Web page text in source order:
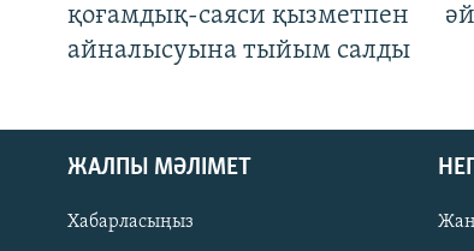
қоғамдық-саяси қызметпен
айналысуына тыйым салды
ЖАЛПЫ МӘЛІМЕТ
Хабарласыңыз